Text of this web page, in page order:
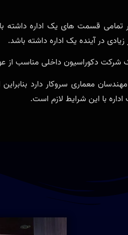
در تمامی قسمت های یک اداره داشته
در آینده یک اداره داشته باشد.
شرکت دکوراسیون داخلی مناسب از
معماری سروکار دارد
با این شرایط لازم است.